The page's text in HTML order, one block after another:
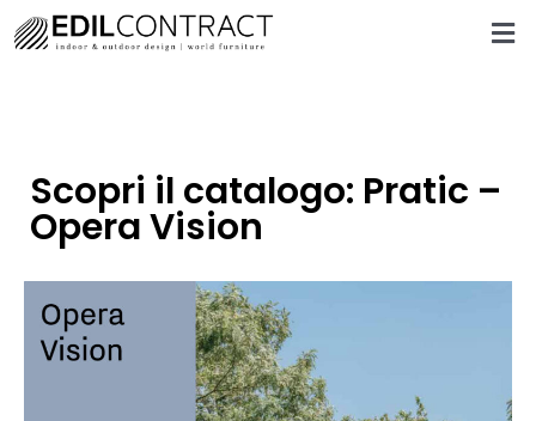
Scopri il catalogo: Pratic –
Opera Vision